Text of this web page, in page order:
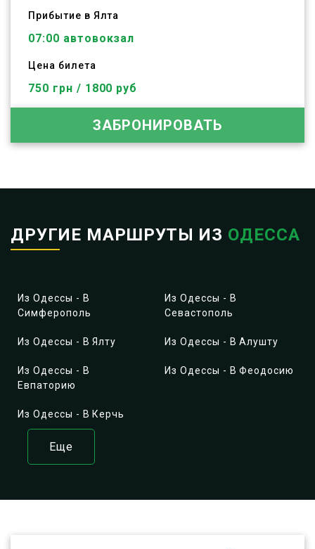
Прибытие в Ялта
07:00 автовокзал
Цена билета
750 грн / 1800 руб
ЗАБРОНИРОВАТЬ
ДРУГИЕ МАРШРУТЫ ИЗ ОДЕССА
Из Одессы - В
Симферополь
Из Одессы - В
Севастополь
Из Одессы - В Ялту Из Одессы - В Алушту
Из Одессы - В
Евпаторию
Из Одессы - В Феодосию
Из Одессы - В Керчь
Еще